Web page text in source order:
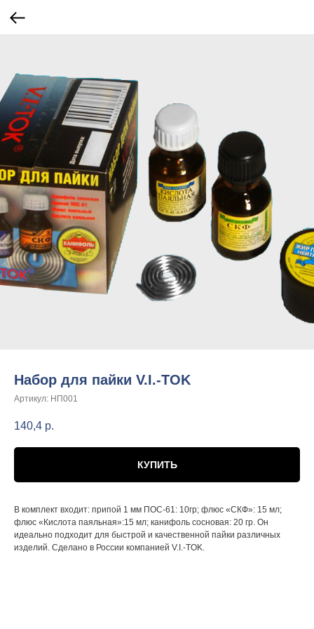
Набор для пайки V.I.-TOK
Артикул: НП001
140,4 р.
КУПИТЬ
В комплект входит: припой 1 мм ПОС-61: 10гр; флюс «СКФ»: 15 мл;
флюс «Кислота паяльная»:15 мл; канифоль сосновая: 20 гр. Он
идеально подходит для быстрой и качественной пайки различных
изделий. Сделано в России компанией V.I.-TOK.